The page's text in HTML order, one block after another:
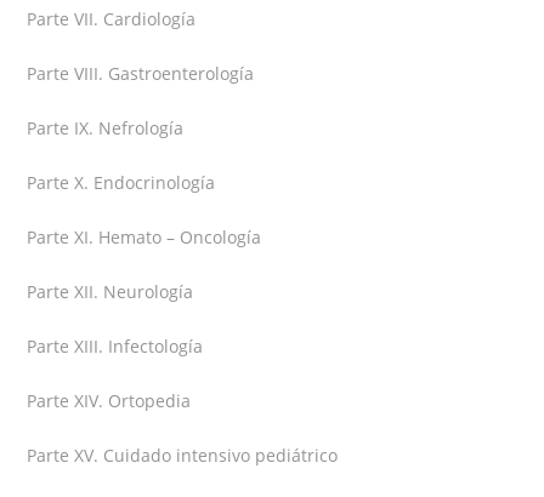
Parte VII. Cardiología
Parte VIII. Gastroenterología
Parte IX. Nefrología
Parte X. Endocrinología
Parte XI. Hemato – Oncología
Parte XII. Neurología
Parte XIII. Infectología
Parte XIV. Ortopedia
Parte XV. Cuidado intensivo pediátrico